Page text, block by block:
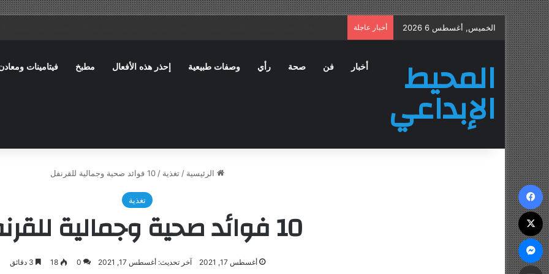
الخميس, أغسطس 6 2026 أخبار عاجلة
المحيط
الإبداعي
أخبار فن صحة رأي وصفات طبيعية إحذر هذه الأفعال مطبخ فيتامينات
الرئيسية / تغذية / 10 فوائد صحية وجمالية للقرنفل
تغذية
10 فوائد صحية وجمالية للقرنفل
أغسطس 17, 2021 آخر تحديث: أغسطس 17, 2021 0
18
فيسبوك
‫X
ماسنجر
مشاركة عبر البريد